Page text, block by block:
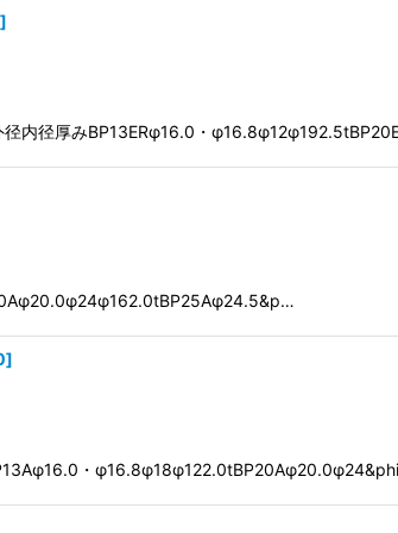
]
内径厚みBP13ERφ16.0・
]
・